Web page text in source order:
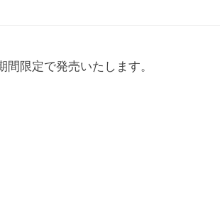
限定で発売いたします。